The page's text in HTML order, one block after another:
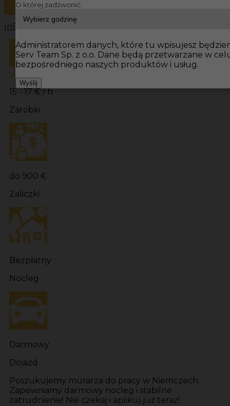
InServ Oferty pracy
15 - 17 € / h
Zarobki
do 900 €
Zaliczki
Bezpłatny
Nocleg
Darmowy
Dojazd
Poszukujemy murarza do pracy w Niemczech.
Zapewniamy darmowy nocleg i stabilne
zatrudnienie! Nie czekaj i aplikuj już teraz!
O której zadzwonić:
Administratorem danych, które tu wpisujesz
Serv Team Sp. z o.o. Dane będą przetwarzane w
bezpośredniego naszych produktów i usług.
Wyślij